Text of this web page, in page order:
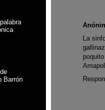
La
Barrón